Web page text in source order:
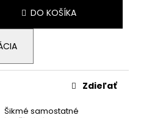
DO KOŠÍKA
Šikmé samostatné
Zdieľať